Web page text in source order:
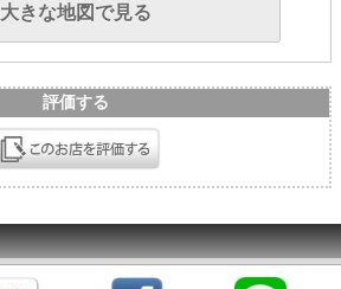
大きな地図で見る
評価する